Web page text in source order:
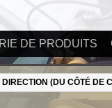
DE PRODUITS
(DU CÔTÉ DE